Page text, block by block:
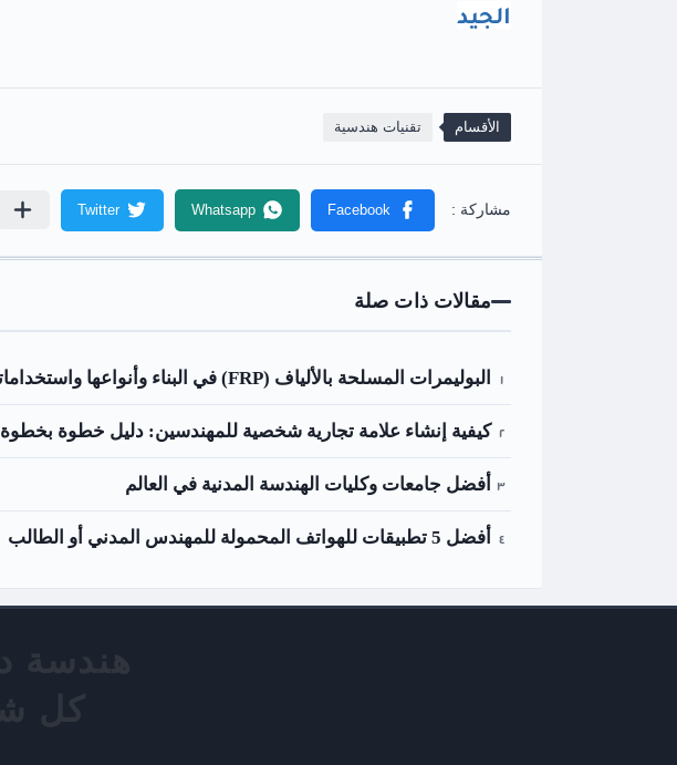
الجيد
الأقسام تقنيات هندسية
مقالات ذات صلة
البوليمرات المسلحة بالألياف (FRP) في البناء وأنواعها واستخداماتها
كيفية إنشاء علامة تجارية شخصية للمهندسين: دليل خطوة بخطوة
أفضل جامعات وكليات الهندسة المدنية في العالم
أفضل 5 تطبيقات للهواتف المحمولة للمهندس المدني أو الطالب